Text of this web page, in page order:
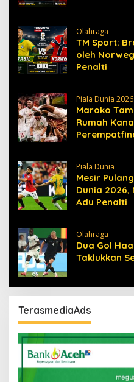
Olahraga
TM Sport:
oleh
Penalti
Piala Dunia 2026
Maroko
Rumah
Piala Dunia
Mesir
Dunia
Adu Penalti
Olahraga
Dua Gol
Taklukkan
TerasmediaAds